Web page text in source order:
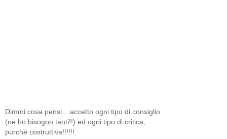
Dimmi cosa pensi....accetto ogni tipo di consiglio
(ne ho bisogno tanti!!) ed ogni tipo di critica,
purchè costruttiva!!!!!!